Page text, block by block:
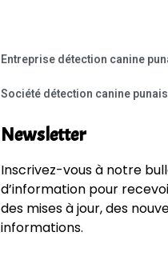
Entreprise détection canine
Société détection canine
Newsletter
Inscrivez-vous à notre
d’information pour
des mises à jour, des
informations.